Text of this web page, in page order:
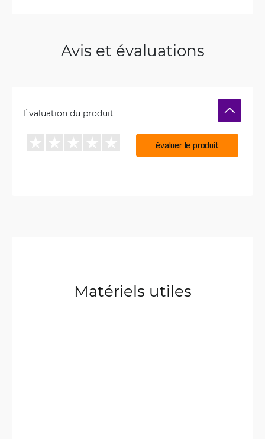
Avis et évaluations
Évaluation du produit
évaluer le produit
Matériels utiles